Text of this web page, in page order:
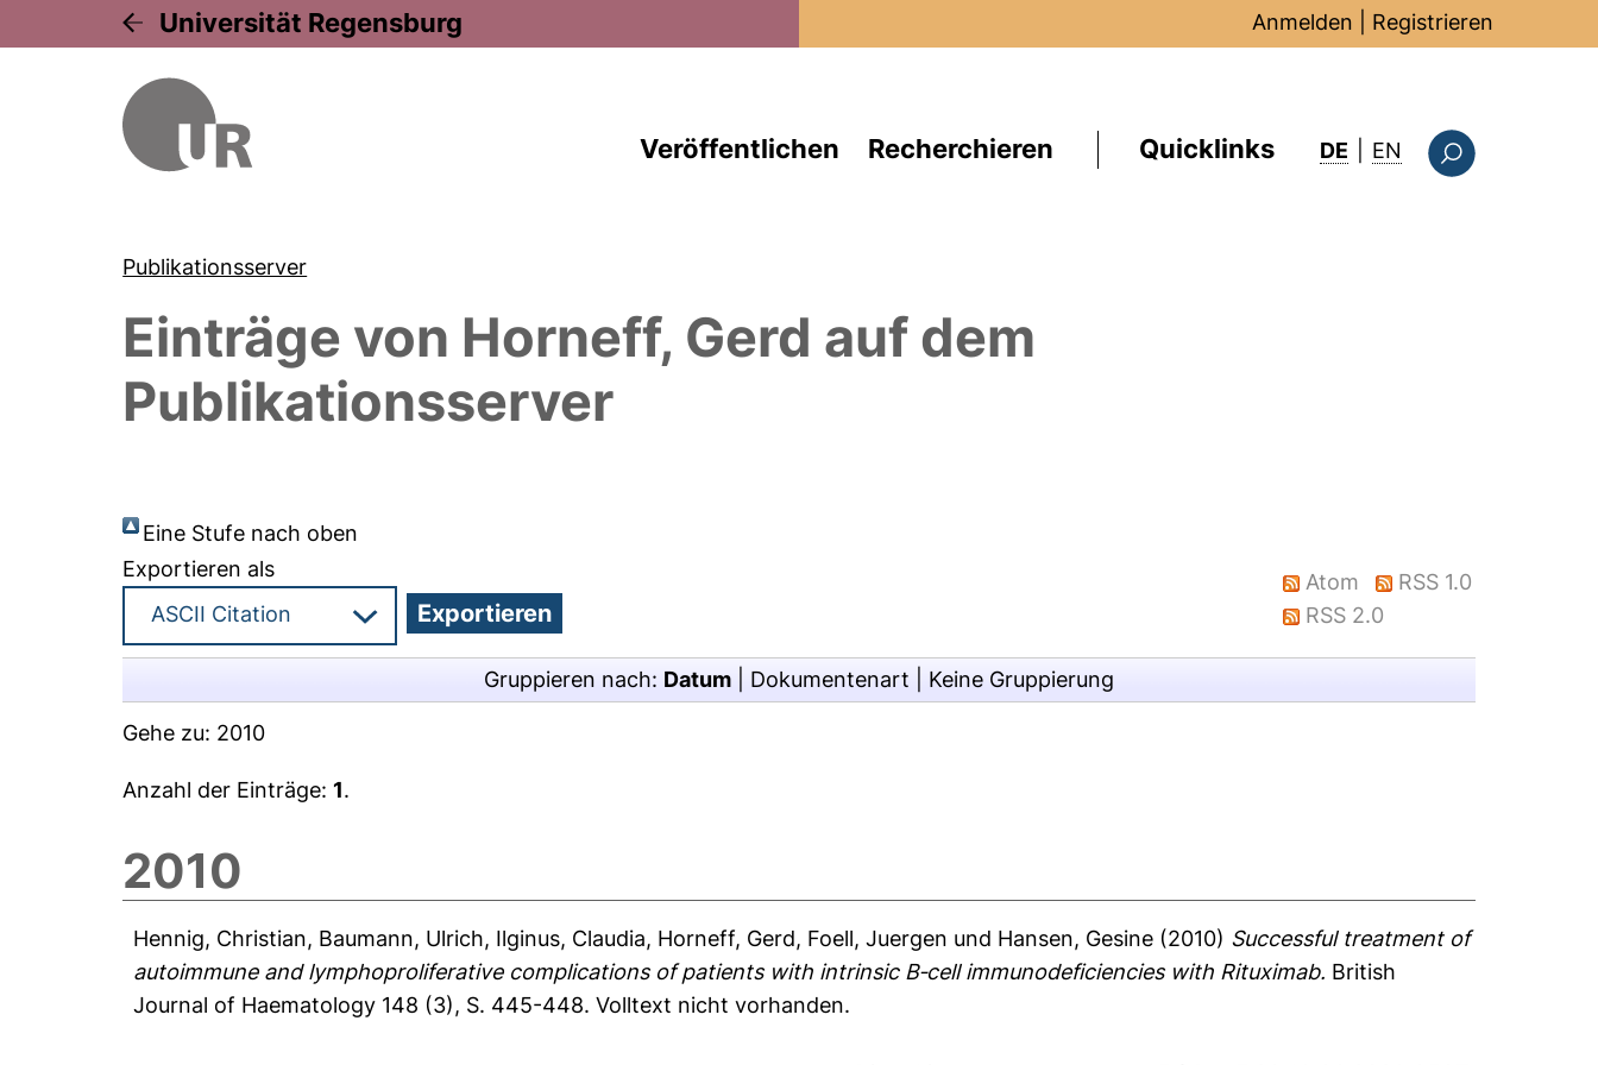
Universität Regensburg Anmelden Registrieren
Veröffentlichen Recherchieren Quicklinks DE EN : this page in
Publikationsserver
Einträge von Horneff, Gerd auf dem
Publikationsserver
Eine Stufe nach oben
Exportieren als
Atom
RSS 1.0
RSS 2.0
Gruppieren nach: Datum Dokumentenart Keine Gruppierung
Gehe zu: 2010
Anzahl der Einträge:1.
2010
Hennig, Christian, Baumann, Ulrich, Ilginus, Claudia, Horneff, Gerd, Foell, Juergen und Hansen, Gesine (2010) Successful treatment of
autoimmune and lymphoproliferative complications of patients with intrinsic B‐cell immunodeficiencies with Rituximab. British
Journal of Haematology 148 (3), S. 445-448.Volltext nicht vorhanden.